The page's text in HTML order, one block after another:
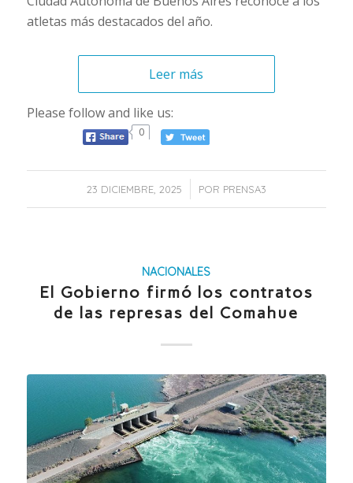
atletas más destacados del año.
Leer más
Please follow and like us:
0
23 DICIEMBRE, 2025
/ POR PRENSA3
NACIONALES
El Gobierno firmó los contratos
de las represas del Comahue